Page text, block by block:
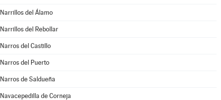
Narrillos del Álamo
Narrillos del Rebollar
Narros del Castillo
Narros del Puerto
Narros de Saldueña
Navacepedilla de Corneja